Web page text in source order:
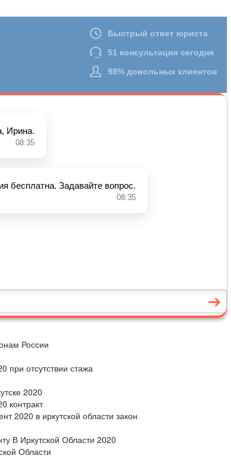
России
при отсутствии стажа
2020
контракт
2020 в иркутской области закон
В Иркутской Области 2020
Области